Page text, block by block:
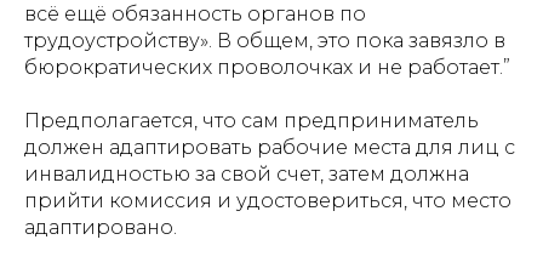
всё ещё обязанность органов по
трудоустройству». В общем, это пока завязло в
бюрократических проволочках и не работает.”
Предполагается, что сам предприниматель
должен адаптировать рабочие места для лиц с
инвалидностью за свой счет, затем должна
прийти комиссия и удостовериться, что место
адаптировано.